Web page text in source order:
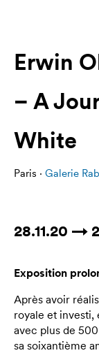
Erwin
– A
White
Paris · Galerie
28.11.20 →
Exposition
Après avoir
royale et investi,
avec plus de
sa soixantième